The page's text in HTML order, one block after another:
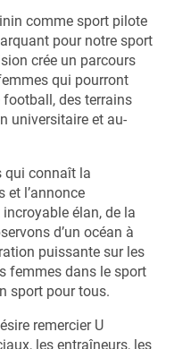
comme sport pilote
pour notre sport
crée un parcours
qui pourront
des terrains
universitaire et au-
qui connaît la
et l’annonce
élan, de la
d’un océan à
puissante sur les
femmes dans le sport
sport pour tous.
remercier U
les entraîneurs, les